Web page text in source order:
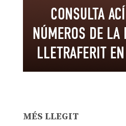
MÉS LLEGIT